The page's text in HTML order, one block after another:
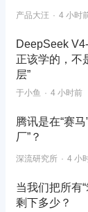
产品大汪 4 小时
DeepSeek
正该学的，不
层”
于小鱼 4 小时前
腾讯是在“赛
厂”？
深流研究所 4 小
当我们把所有
剩下多少？